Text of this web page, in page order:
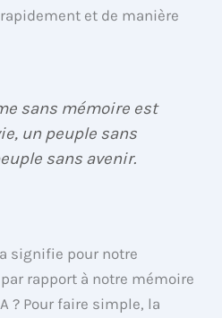
et de manière
sans mémoire est
un peuple sans
sans avenir.
signifie pour notre
rapport à notre mémoire
? Pour faire simple, la